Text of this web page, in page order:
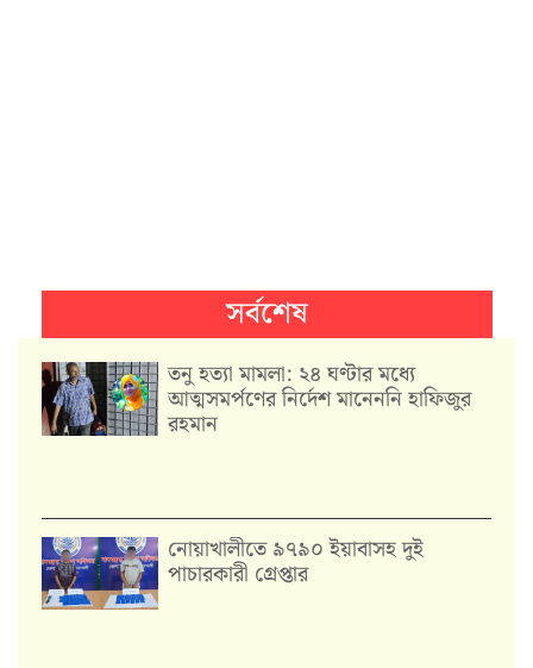
সর্বশেষ
তনু হত্যা মামলা: ২৪ ঘণ্টার মধ্যে
আত্মসমর্পণের নির্দেশ মানেননি হাফিজুর
রহমান
নোয়াখালীতে ৯৭৯০ ইয়াবাসহ দুই
পাচারকারী গ্রেপ্তার